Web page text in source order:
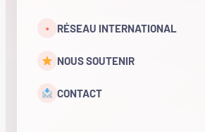
• RÉSEAU INTERNATIONAL
NOUS SOUTENIR
CONTACT